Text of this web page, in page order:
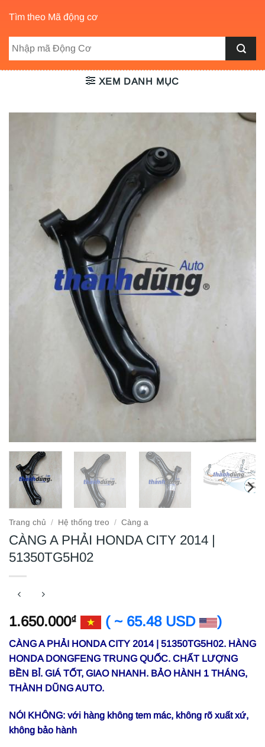
Tìm theo Mã động cơ
XEM DANH MỤC
Trang chủ / Hệ thống treo / Càng a
CÀNG A PHẢI HONDA CITY 2014 |
51350TG5H02
1.650.000₫ ( ~ 65.48 USD )
CÀNG A PHẢI HONDA CITY 2014 | 51350TG5H02. HÀNG
HONDA DONGFENG TRUNG QUỐC. CHẤT LƯỢNG
BỀN BỈ. GIÁ TỐT, GIAO NHANH. BẢO HÀNH 1 THÁNG,
THÀNH DŨNG AUTO.
NÓI KHÔNG: với hàng không tem mác, không rõ xuất xứ,
không bảo hành